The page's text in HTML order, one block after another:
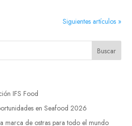
Siguientes artículos »
IFS Food
en Seafood 2026
marca de ostras para todo el mundo